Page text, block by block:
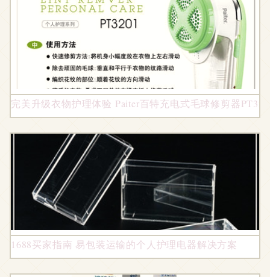
完美升级衣物护理体验 Paiter百特充电式毛球修剪器
1688买家指南 易包装运输的个人护理电器解决方案